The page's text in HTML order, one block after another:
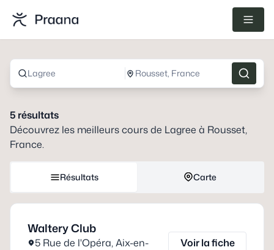
Lagree Rousset, France
5 résultats
Découvrez les meilleurs cours de Lagree à Rousset,
France.
Résultats Carte
Waltery Club
5 Rue de l'Opéra,Aix-en-
Voir la fiche